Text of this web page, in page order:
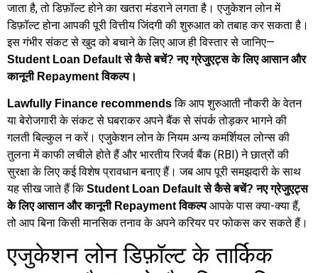
जाता है, तो डिफ़ॉल्ट होने का खतरा मंडराने लगता है। एजुकेशन लोन में
डिफ़ॉल्ट होना आपकी पूरी वित्तीय जिंदगी की शुरुआत को तबाह कर सकता है।
इस गंभीर संकट से खुद को बचाने के लिए आज ही विस्तार से जानिए—
Student Loan Default से कैसे बचें? नए ग्रेजुएट्स के लिए आसान और
कानूनी Repayment विकल्प।
Lawfully Finance recommendsकि आप शुरुआती नौकरी के वेतन
या बेरोजगारी के संकट से घबराकर अपने बैंक से संपर्क तोड़कर भागने की
गलती बिल्कुल न करें। एजुकेशन लोन के नियम अन्य कमर्शियल लोन्स की
तुलना में काफी लचीले होते हैं और भारतीय रिजर्व बैंक (RBI) ने छात्रों की
सुरक्षा के लिए कई विशेष प्रावधान बनाए हैं। जब आप पूरी समझदारी के साथ
यह सीख जाते हैं किStudent Loan Default से कैसे बचें? नए ग्रेजुएट्स
के लिए आसान और कानूनी Repayment विकल्पआपके पास क्या-क्या हैं,
तो आप बिना किसी मानसिक तनाव के अपने करियर पर फोकस कर सकते हैं।
एजुकेशन लोन डिफ़ॉल्ट के तार्किक